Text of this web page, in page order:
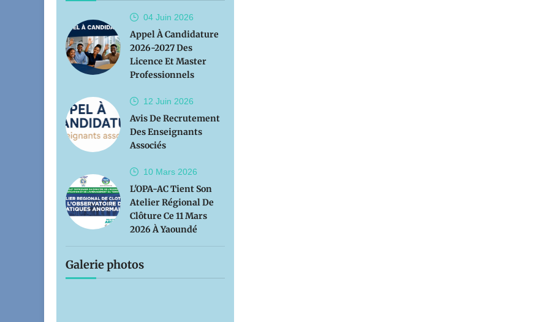
04 Juin 2026
Appel À Candidature
2026-2027 Des
Licence Et Master
Professionnels
12 Juin 2026
Avis De Recrutement
Des Enseignants
Associés
10 Mars 2026
L'OPA-AC Tient Son
Atelier Régional De
Clôture Ce 11 Mars
2026 À Yaoundé
Galerie photos